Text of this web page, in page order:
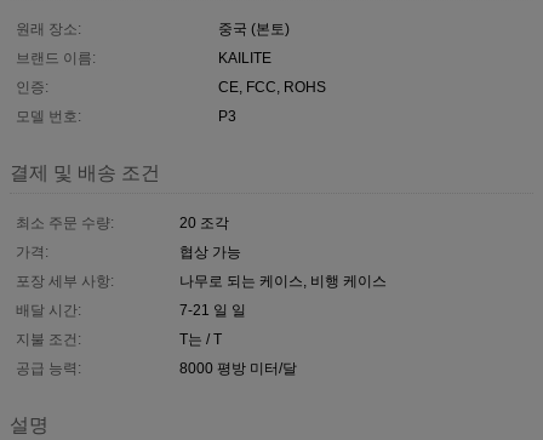
원래 장소:
중국 (본토)
브랜드 이름:
KAILITE
인증:
CE, FCC, ROHS
모델 번호:
P3
결제 및 배송 조건
최소 주문 수량:
20 조각
가격:
협상 가능
포장 세부 사항:
나무로 되는 케이스, 비행 케이스
배달 시간:
7-21 일 일
지불 조건:
T는 / T
공급 능력:
8000 평방 미터/달
설명